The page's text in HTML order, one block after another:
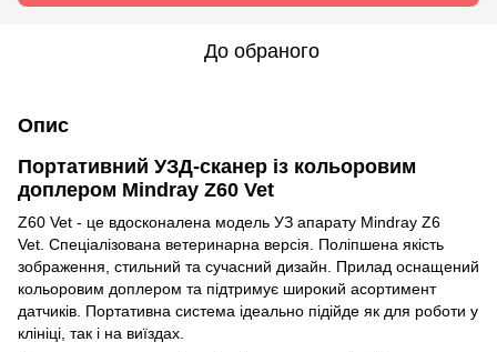
До обраного
Опис
Портативний УЗД-сканер із кольоровим
доплером Mindray Z60 Vet
Z60 Vet - це вдосконалена модель УЗ апарату Mindray Z6
Vet. Спеціалізована ветеринарна версія. Поліпшена якість
зображення, стильний та сучасний дизайн. Прилад оснащений
кольоровим доплером та підтримує широкий асортимент
датчиків. Портативна система ідеально підійде як для роботи у
клініці, так і на виїздах.